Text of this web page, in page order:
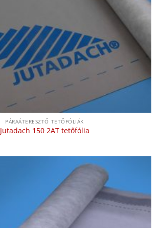
PÁRAÁTERESZTŐ TETŐFÓLIÁK
Jutadach 150 2AT tetőfólia